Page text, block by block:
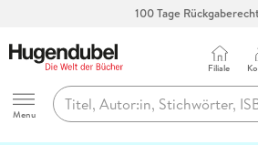
100 Tage
Hugendubel
Menu
Filiale